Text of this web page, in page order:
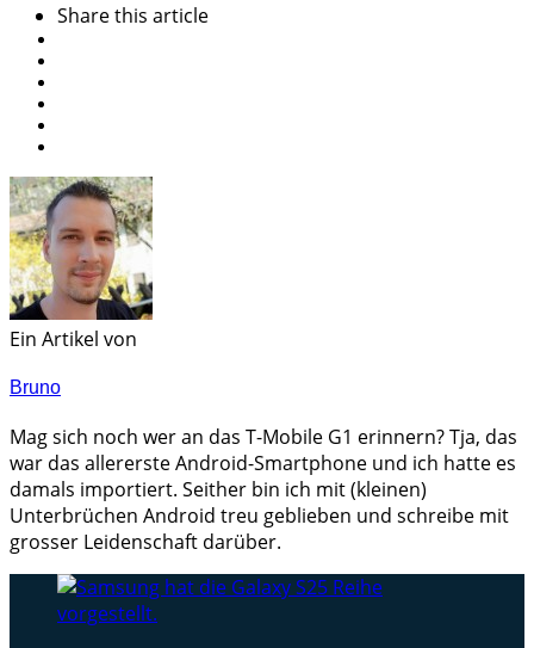
Sharethis article
Ein Artikel von
Bruno
Mag sich noch wer an das T-Mobile G1 erinnern? Tja, das
war das allererste Android-Smartphone und ich hatte es
damals importiert. Seither bin ich mit (kleinen)
Unterbrüchen Android treu geblieben und schreibe mit
grosser Leidenschaft darüber.